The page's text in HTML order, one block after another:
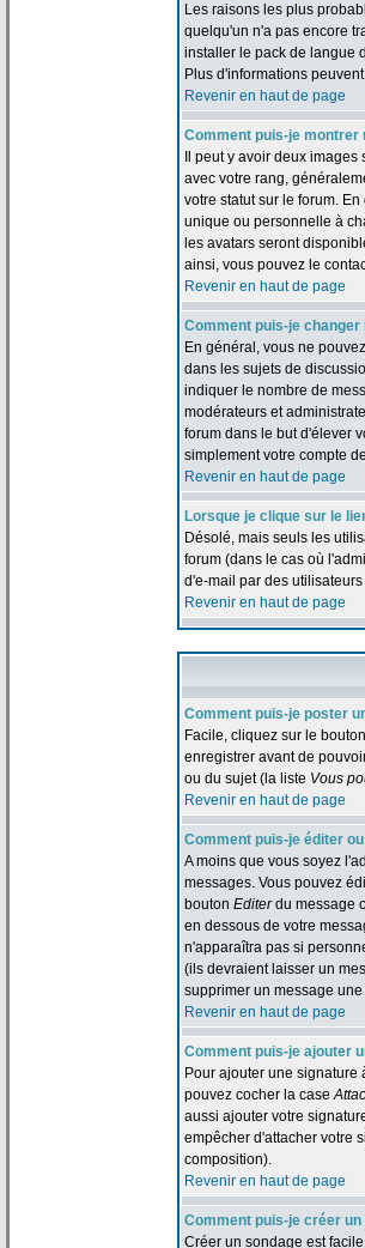
Les raisons les plus
quelqu'un n'a pas encore
installer le pack de langue
Plus d'informations
Revenir en haut de page
Comment puis-je montrer
Il peut y avoir deux
avec votre rang,
votre statut sur le forum.
unique ou personnelle à
les avatars seront
ainsi, vous pouvez le
Revenir en haut de page
Comment puis-je changer
En général, vous ne
dans les sujets de
indiquer le nombre de
modérateurs et
forum dans le but d'élever
simplement votre compte
Revenir en haut de page
Lorsque je clique sur le
Désolé, mais seuls les
forum (dans le cas où
d'e-mail par des
Revenir en haut de page
Comment puis-je poster
Facile, cliquez sur le
enregistrer avant de
ou du sujet (la liste Vous
Revenir en haut de page
Comment puis-je éditer
A moins que vous soyez
messages. Vous pouvez
bouton Editerdu message
en dessous de votre
n'apparaîtra pas si
(ils devraient laisser un
supprimer un message
Revenir en haut de page
Comment puis-je ajouter
Pour ajouter une signature
pouvez cocher la case
aussi ajouter votre
empêcher d'attacher votre
composition).
Revenir en haut de page
Comment puis-je créer un
Créer un sondage est